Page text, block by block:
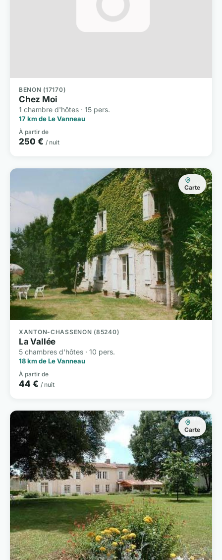
BENON (17170)
Chez Moi
1 chambre d'hôtes · 15 pers.
17 km de Le Vanneau
À partir de
250 € / nuit
Carte
XANTON-CHASSENON (85240)
La Vallée
5 chambres d'hôtes · 10 pers.
18 km de Le Vanneau
À partir de
44 € / nuit
Carte